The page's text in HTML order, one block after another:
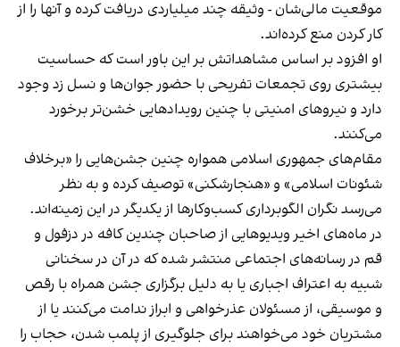
موقعیت مالی‌شان - وثیقه چند میلیاردی دریافت کرده و آنها را از
کار کردن منع کرده‌اند.
او افزود بر اساس مشاهداتش بر این باور است که حساسیت
بیشتری روی تجمعات تفریحی با حضور جوان‌ها و نسل زد وجود
دارد و نیروهای امنیتی با چنین رویدادهایی خشن‌تر برخورد
می‌کنند.
مقام‌های جمهوری اسلامی همواره چنین جشن‌هایی را «برخلاف
شئونات اسلامی» و «هنجارشکنی» توصیف کرده و به نظر
می‌رسد نگران الگوبرداری کسب‌وکارها از یکدیگر در این زمینه‌اند.
در ماه‌های اخیر ویدیوهایی از صاحبان چندین کافه در دزفول و
قم در رسانه‌های اجتماعی منتشر شده که در آن در سخنانی
شبیه به اعتراف اجباری یا به دلیل برگزاری جشن همراه با رقص
و موسیقی، از مسئولان عذرخواهی و ابراز ندامت می‌کنند یا از
مشتریان خود می‌خواهند برای جلوگیری از پلمب شدن، حجاب را